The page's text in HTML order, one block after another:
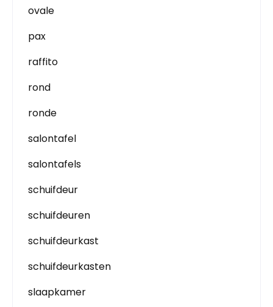
ovale
pax
raffito
rond
ronde
salontafel
salontafels
schuifdeur
schuifdeuren
schuifdeurkast
schuifdeurkasten
slaapkamer